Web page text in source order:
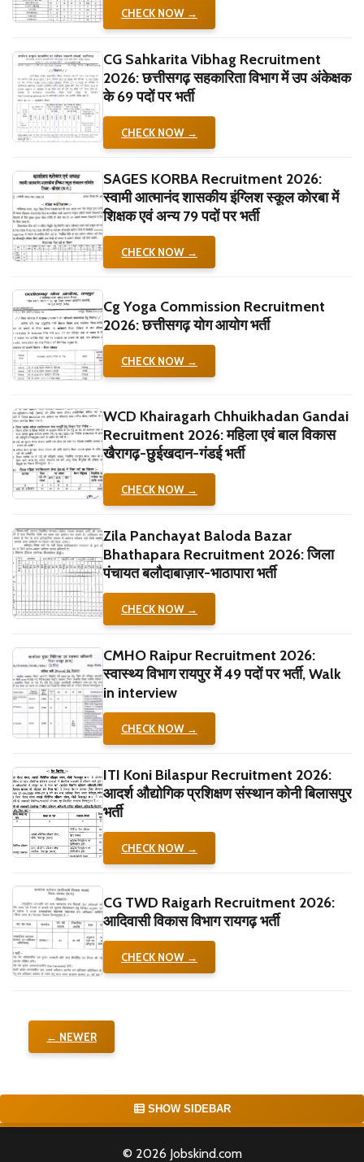
CHECK NOW →
CG Sahkarita Vibhag Recruitment
2026: छत्तीसगढ़ सहकारिता विभाग में उप अंकेक्षक
के 69 पदों पर भर्ती
CHECK NOW →
SAGES KORBA Recruitment 2026:
स्वामी आत्मानंद शासकीय इंग्लिश स्कूल कोरबा में
शिक्षक एवं अन्य 79 पदों पर भर्ती
CHECK NOW →
Cg Yoga Commission Recruitment
2026: छत्तीसगढ़ योग आयोग भर्ती
CHECK NOW →
WCD Khairagarh Chhuikhadan Gandai
Recruitment 2026: महिला एवं बाल विकास
खैरागढ़-छुईखदान-गंडई भर्ती
CHECK NOW →
Zila Panchayat Baloda Bazar
Bhathapara Recruitment 2026: जिला
पंचायत बलौदाबाज़ार-भाठापारा भर्ती
CHECK NOW →
CMHO Raipur Recruitment 2026:
स्वास्थ्य विभाग रायपुर में 49 पदों पर भर्ती, Walk
in interview
CHECK NOW →
ITI Koni Bilaspur Recruitment 2026:
आदर्श औद्योगिक प्रशिक्षण संस्थान कोनी बिलासपुर
भर्ती
CHECK NOW →
CG TWD Raigarh Recruitment 2026:
आदिवासी विकास विभाग रायगढ़ भर्ती
CHECK NOW →
← NEWER
SHOW SIDEBAR
© 2026 Jobskind.com